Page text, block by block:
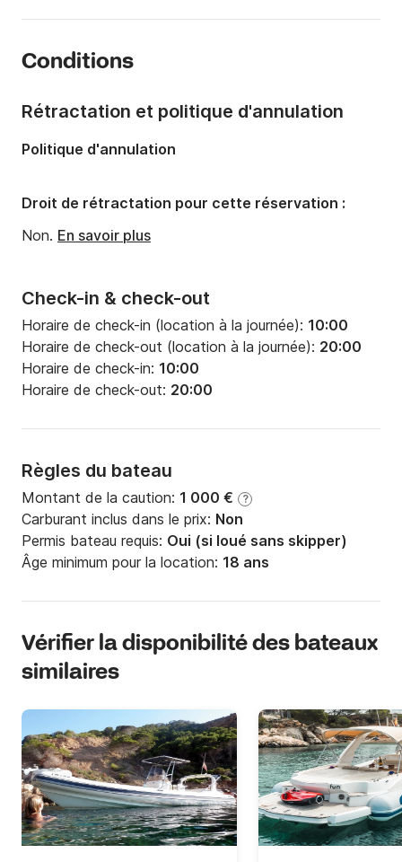
Capacité à bord:
Conditions
Check-in & check-out
Horaire de check-in (location à la journée): 10:00
Horaire de check-out (location à la journée): 20:00
Horaire de check-in: 10:00
Horaire de check-out: 20:00
Règles du bateau
Montant de la caution: 1 000 € ?
Carburant inclus dans le prix: Non
Permis bateau requis: Oui (si loué sans skipper)
Âge minimum pour la location: 18 ans
Rétractation et politique d'annulation
Politique d'annulation
Droit de rétractation pour cette réservation :
Non. En savoir plus
Vérifier la disponibilité des bateaux
similaires